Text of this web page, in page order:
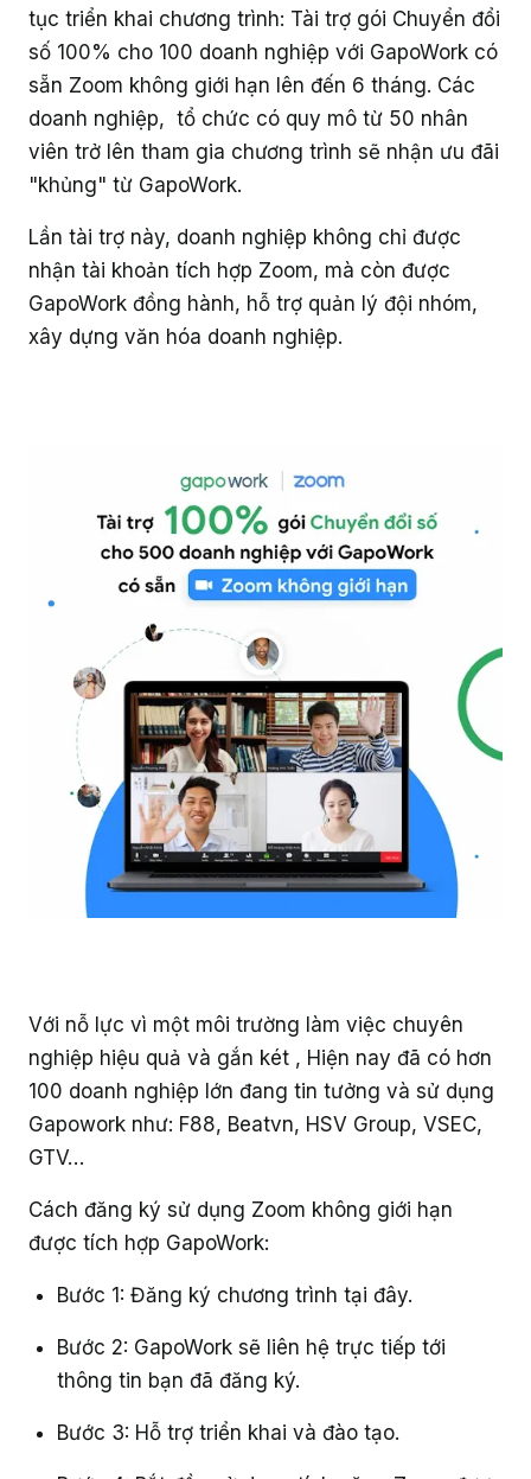
tục triển khai chương trình: Tài trợ gói Chuyển đổi
số 100% cho 100 doanh nghiệp với GapoWork có
sẵn Zoom không giới hạn lên đến 6 tháng. Các
doanh nghiệp, tổ chức có quy mô từ 50 nhân
viên trở lên tham gia chương trình sẽ nhận ưu đãi
"khủng" từ GapoWork.
Lần tài trợ này, doanh nghiệp không chỉ được
nhận tài khoản tích hợp Zoom, mà còn được
GapoWork đồng hành, hỗ trợ quản lý đội nhóm,
xây dựng văn hóa doanh nghiệp.
Với nỗ lực vì một môi trường làm việc chuyên
nghiệp hiệu quả và gắn két , Hiện nay đã có hơn
100 doanh nghiệp lớn đang tin tưởng và sử dụng
Gapowork như: F88, Beatvn, HSV Group, VSEC,
GTV…
Cách đăng ký sử dụng Zoom không giới hạn
được tích hợp GapoWork:
Bước 1: Đăng ký chương trình tại đây.
Bước 2: GapoWork sẽ liên hệ trực tiếp tới
thông tin bạn đã đăng ký.
Bước 3: Hỗ trợ triển khai và đào tạo.